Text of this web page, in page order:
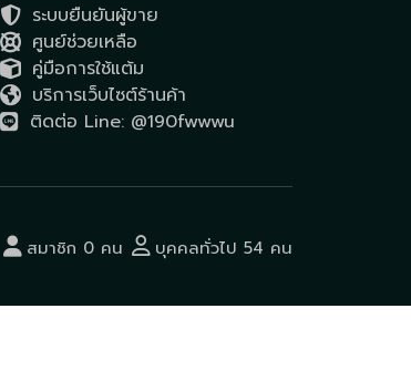
ระบบยืนยันผู้ขาย
ศูนย์ช่วยเหลือ
คู่มือการใช้แต้ม
บริการเว็บไซต์ร้านค้า
ติดต่อ Line: @190fwwwu
สมาชิก 0 คน บุคคลทั่วไป 54 คน